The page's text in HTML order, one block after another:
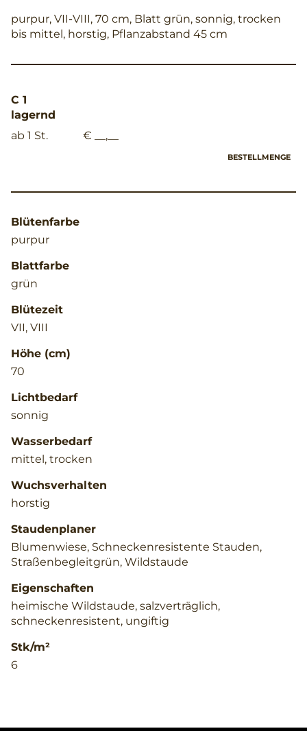
purpur, VII-VIII, 70 cm, Blatt grün, sonnig, trocken
bis mittel, horstig, Pflanzabstand 45 cm
C 1
lagernd
ab 1 St.
€ __,__
BESTELLMENGE
Blütenfarbe
purpur
Blattfarbe
grün
Blütezeit
VII, VIII
Höhe (cm)
70
Lichtbedarf
sonnig
Wasserbedarf
mittel, trocken
Wuchsverhalten
horstig
Staudenplaner
Blumenwiese, Schneckenresistente Stauden,
Straßenbegleitgrün, Wildstaude
Eigenschaften
heimische Wildstaude, salzverträglich,
schneckenresistent, ungiftig
Stk/m²
6